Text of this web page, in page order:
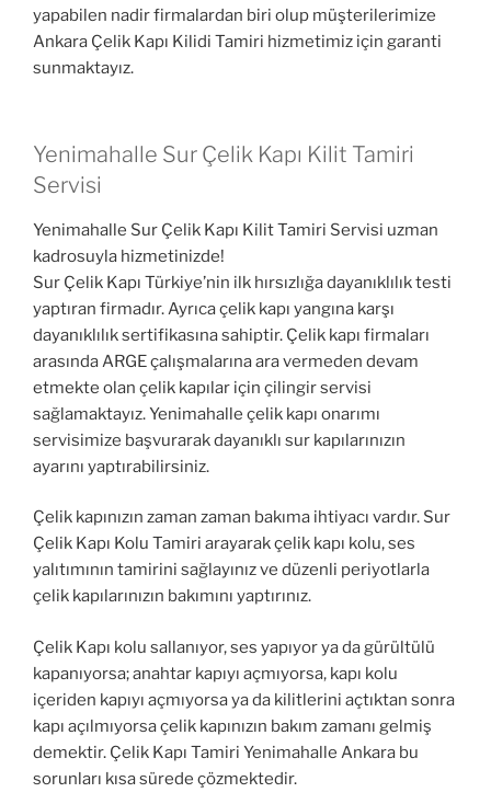
yapabilen nadir firmalardan biri olup müşterilerimize
Ankara Çelik Kapı Kilidi Tamiri hizmetimiz için garanti
sunmaktayız.
Yenimahalle Sur Çelik Kapı Kilit Tamiri
Servisi
Yenimahalle Sur Çelik Kapı Kilit Tamiri Servisi uzman
kadrosuyla hizmetinizde!
Sur Çelik Kapı Türkiye’nin ilk hırsızlığa dayanıklılık testi
yaptıran firmadır. Ayrıca çelik kapı yangına karşı
dayanıklılık sertifikasına sahiptir. Çelik kapı firmaları
arasında ARGE çalışmalarına ara vermeden devam
etmekte olan çelik kapılar için çilingir servisi
sağlamaktayız. Yenimahalle çelik kapı onarımı
servisimize başvurarak dayanıklı sur kapılarınızın
ayarını yaptırabilirsiniz.
Çelik kapınızın zaman zaman bakıma ihtiyacı vardır. Sur
Çelik Kapı Kolu Tamiri arayarak çelik kapı kolu, ses
yalıtımının tamirini sağlayınız ve düzenli periyotlarla
çelik kapılarınızın bakımını yaptırınız.
Çelik Kapı kolu sallanıyor, ses yapıyor ya da gürültülü
kapanıyorsa; anahtar kapıyı açmıyorsa, kapı kolu
içeriden kapıyı açmıyorsa ya da kilitlerini açtıktan sonra
kapı açılmıyorsa çelik kapınızın bakım zamanı gelmiş
demektir. Çelik Kapı Tamiri Yenimahalle Ankara bu
sorunları kısa sürede çözmektedir.